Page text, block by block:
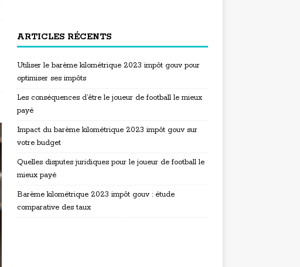
ARTICLES RÉCENTS
Utiliser le barème kilométrique 2023 impôt gouv pour
optimiser ses impôts
Les conséquences d’être le joueur de football le mieux
payé
Impact du barème kilométrique 2023 impôt gouv sur
votre budget
Quelles disputes juridiques pour le joueur de football le
mieux payé
Barème kilométrique 2023 impôt gouv : étude
comparative des taux